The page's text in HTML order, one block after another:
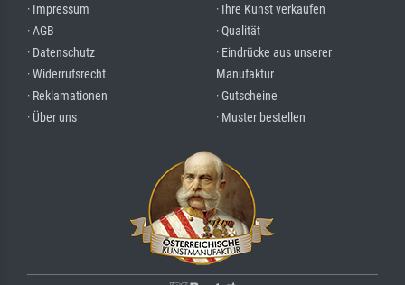
· Impressum
· AGB
· Datenschutz
· Widerrufsrecht
· Reklamationen
· Über uns
· Ihre Kunst verkaufen
· Qualität
· Eindrücke aus unserer
Manufaktur
· Gutscheine
· Muster bestellen